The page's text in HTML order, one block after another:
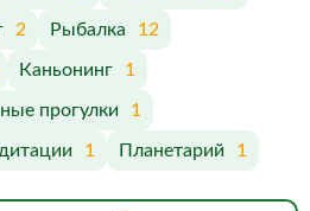
2 Рыбалка 12
Каньонинг 1
прогулки 1
1 Планетарий 1